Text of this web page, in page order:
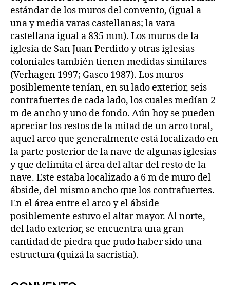
estándar de los muros del convento, (igual a
una y media varas castellanas; la vara
castellana igual a 835 mm). Los muros de la
iglesia de San Juan Perdido y otras iglesias
coloniales también tienen medidas similares
(Verhagen 1997; Gasco 1987). Los muros
posiblemente tenían, en su lado exterior, seis
contrafuertes de cada lado, los cuales medían 2
m de ancho y uno de fondo. Aún hoy se pueden
apreciar los restos de la mitad de un arco toral,
aquel arco que generalmente está localizado en
la parte posterior de la nave de algunas iglesias
y que delimita el área del altar del resto de la
nave. Este estaba localizado a 6 m de muro del
ábside, del mismo ancho que los contrafuertes.
En el área entre el arco y el ábside
posiblemente estuvo el altar mayor. Al norte,
del lado exterior, se encuentra una gran
cantidad de piedra que pudo haber sido una
estructura (quizá la sacristía).